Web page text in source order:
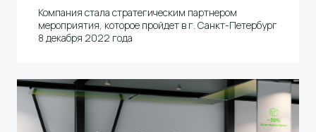
Компания стала стратегическим партнером
мероприятия, которое пройдет в г. Санкт-Петербург
8 декабря 2022 года